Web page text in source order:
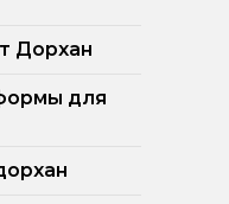
Дорхан
для